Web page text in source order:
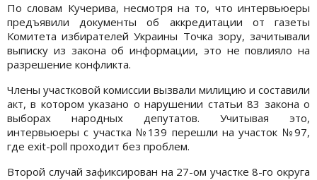
По словам Кучерива, несмотря на то, что интервьюеры
предъявили документы об аккредитации от газеты
Комитета избирателей Украины Точка зору, зачитывали
выписку из закона об информации, это не повлияло на
разрешение конфликта.
Члены участковой комиссии вызвали милицию и составили
акт, в котором указано о нарушении статьи 83 закона о
выборах народных депутатов. Учитывая это,
интервьюеры с участка №139 перешли на участок №97,
где exit-poll проходит без проблем.
Второй случай зафиксирован на 27-ом участке 8-го округа